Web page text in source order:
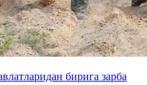
бирига зарба